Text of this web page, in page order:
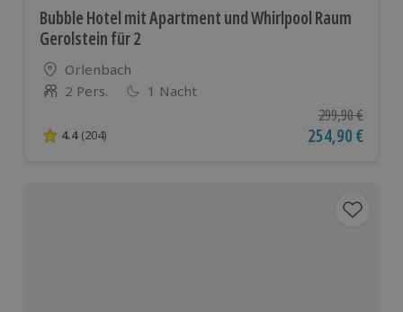
Bubble Hotel mit Apartment und Whirlpool Raum
Gerolstein für 2
Standort
Orlenbach
Anzahl der Teilnehmer
2 Pers. 1 Nacht
4.4 von 5 Sternen basierend auf 204 Bewertungen
4.4 (204)
Ursprünglicher
299,90 €
Aktueller Preis
254,90 €